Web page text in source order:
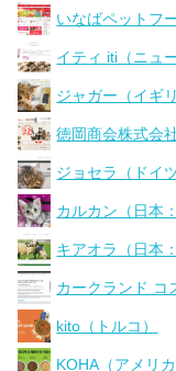
いなばペットフ
イティ iti（ニュ
ジャガー（イギ
徳岡商会株式会
ジョセラ（ドイツ
カルカン（日本
キアオラ（日本
カークランド コ
kito（トルコ）
KOHA（アメリカ